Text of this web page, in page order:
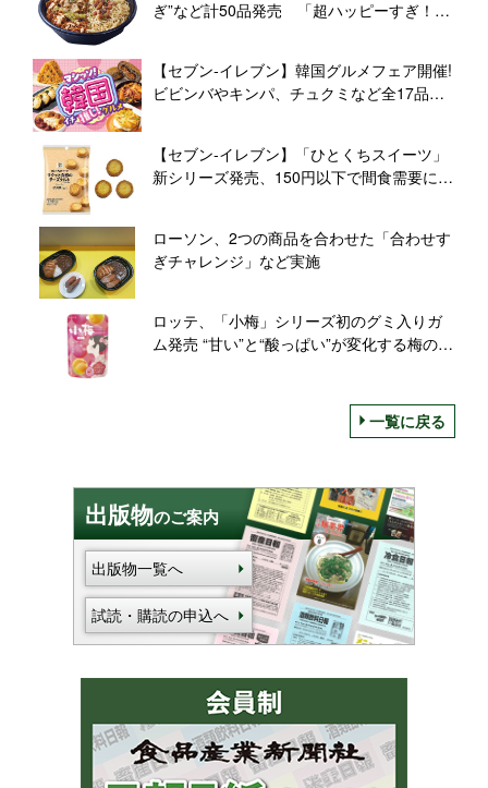
ぎ”など計50品発売 「超ハッピーすぎ！チ
【セブン‐イレブン】韓国グルメフェア開催!
ビビンバやキンパ、チュクミなど全17品を
【セブン‐イレブン】「ひとくちスイーツ」
新シリーズ発売、150円以下で間食需要に対
ローソン、2つの商品を合わせた「合わせす
ぎチャレンジ」など実施
ロッテ、「小梅」シリーズ初のグミ入りガ
ム発売 “甘い”と“酸っぱい”が変化する梅の味
一覧に戻る
出版物のご案内
出版物一覧へ
試読・購読の申込へ